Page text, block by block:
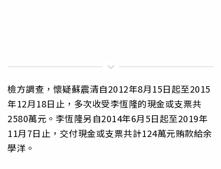
檢方調查，懷疑蘇震清自2012年8月15日起至2015
年12月18日止，多次收受李恆隆的現金或支票共
2580萬元。李恆隆另自2014年6月5日起至2019年
11月7日止，交付現金或支票共計124萬元賄款給余
學洋。